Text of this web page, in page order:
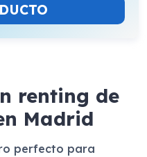
renting de
Madrid
perfecto para